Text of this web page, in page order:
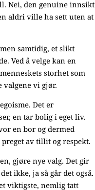
Nei, den genuine innsikt
aldri ville ha sett uten at
samtidig, et slikt
Ved å velge kan en
storhet som
vi gjør.
Det er
en tar bolig i eget liv.
en bor og dermed
av tillit og respekt.
gjøre nye valg. Det gir
ikke, ja så går det også.
viktigste, nemlig tatt